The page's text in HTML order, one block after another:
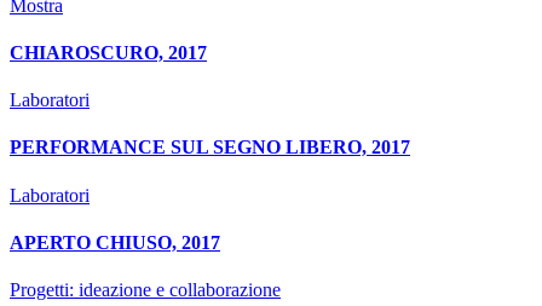
Mostra
CHIAROSCURO, 2017
Laboratori
PERFORMANCE SUL SEGNO LIBERO, 2017
Laboratori
APERTO CHIUSO, 2017
Progetti: ideazione e collaborazione